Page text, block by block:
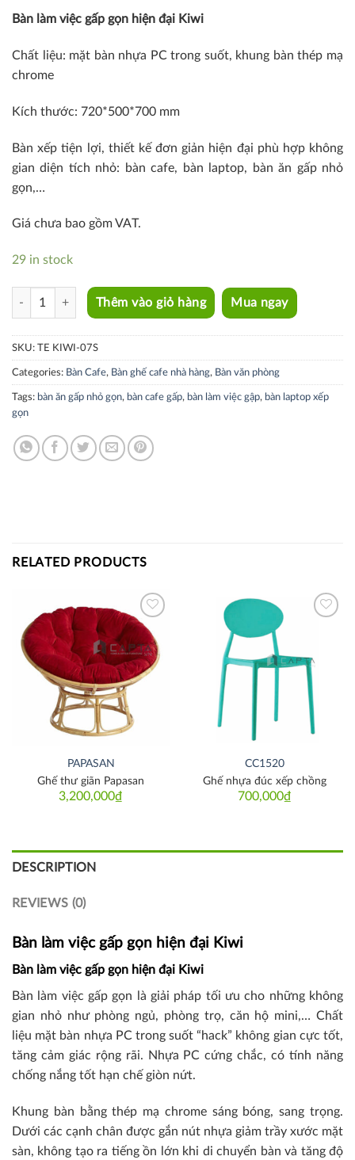
Bàn làm việc gấp gọn hiện đại Kiwi
Chất liệu: mặt bàn nhựa PC trong suốt, khung bàn thép mạ
chrome
Kích thước: 720*500*700 mm
Bàn xếp tiện lợi, thiết kế đơn giản hiện đại phù hợp không
gian diện tích nhỏ: bàn cafe, bàn laptop, bàn ăn gấp nhỏ
gọn,…
Giá chưa bao gồm VAT.
29 in stock
TE KIWI-07S quantity
Thêm vào giỏ hàng Mua ngay
SKU: TE KIWI-07S
Categories: Bàn Cafe, Bàn ghế cafe nhà hàng, Bàn văn phòng
Tags: bàn ăn gấp nhỏ gọn, bàn cafe gấp, bàn làm việc gập, bàn laptop xếp
gọn
RELATED PRODUCTS
Thích
PAPASAN
3,200,000₫
Ghế thư giãn Papasan
CC1520
700,000₫
Ghế nhựa đúc xếp chồng
DESCRIPTION
REVIEWS (0)
Bàn làm việc gấp gọn hiện đại Kiwi
Bàn làm việc gấp gọn hiện đại Kiwi
Bàn làm việc gấp gọn là giải pháp tối ưu cho những không
gian nhỏ như phòng ngủ, phòng trọ, căn hộ mini,… Chất
liệu mặt bàn nhựa PC trong suốt “hack” không gian cực tốt,
tăng cảm giác rộng rãi. Nhựa PC cứng chắc, có tính năng
chống nắng tốt hạn chế giòn nứt.
Khung bàn bằng thép mạ chrome sáng bóng, sang trọng.
Dưới các cạnh chân được gắn nút nhựa giảm trầy xước mặt
sàn, không tạo ra tiếng ồn lớn khi di chuyển bàn và tăng độ